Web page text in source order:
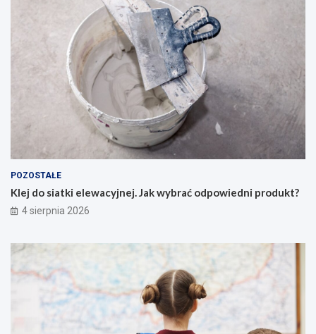
POZOSTAŁE
Klej do siatki elewacyjnej. Jak wybrać odpowiedni produkt?
4 sierpnia 2026